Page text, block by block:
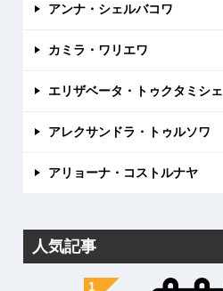
アンナ・シェルバコワ
カミラ・ワリエワ
エリザベータ・トゥクタミシェ
アレクサンドラ・トゥルソワ
アリョーナ・コストルナヤ
人気記事